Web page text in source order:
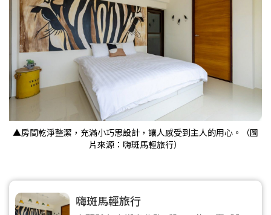
▲房間乾淨整潔，充滿小巧思設計，讓人感受到主人的用心。（圖
片來源：嗨斑馬輕旅行）
嗨斑馬輕旅行